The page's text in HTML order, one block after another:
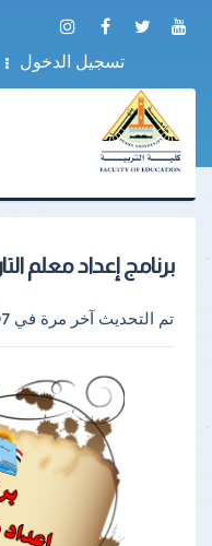
تسجيل الدخول
برنامج إعداد معلم
تم التحديث آخر مرة في 07